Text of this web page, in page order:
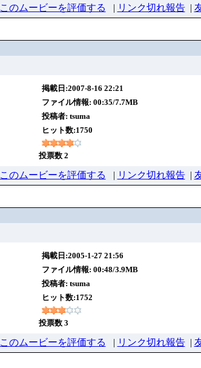
このムービーを評価する | リンク切れ報告|
掲載日:2007-8-16 22:21
ファイル情報: 00:35/7.7MB
投稿者: tsuma
ヒット数:1750
投票数 2
このムービーを評価する | リンク切れ報告|
掲載日:2005-1-27 21:56
ファイル情報: 00:48/3.9MB
投稿者: tsuma
ヒット数:1752
投票数 3
このムービーを評価する | リンク切れ報告|